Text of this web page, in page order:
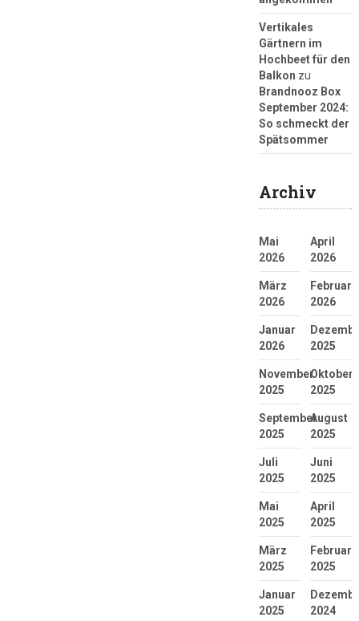
Vertikales
Gärtnern im
Hochbeet für den
Balkon zu
Brandnooz Box
September 2024:
So schmeckt der
Spätsommer
Archiv
Mai
2026
April
2026
März
2026
Februar
2026
Januar
2026
2025
November
2025
Oktober
2025
September
2025
August
2025
Juli
2025
Juni
2025
Mai
2025
April
2025
März
2025
Februar
2025
Januar
2025
2024